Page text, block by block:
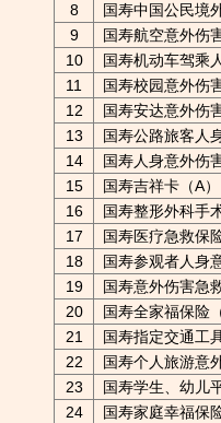
8
国寿中国公民境
9
国寿航空意外伤
10
国寿机动车驾乘
11
国寿校园意外伤
12
国寿安达意外伤
13
国寿公路旅客人
14
国寿人身意外伤
15
国寿吉祥卡（A）
16
国寿整形外科手
17
国寿医疗急救保
18
国寿参观者人身
19
国寿意外伤害急
20
国寿全家福保险
21
国寿指定交通工
22
国寿个人旅游意
23
国寿学生、幼儿
24
国寿家庭幸福保